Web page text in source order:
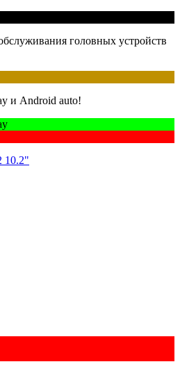
головных устройств
и Android auto!
10.2"